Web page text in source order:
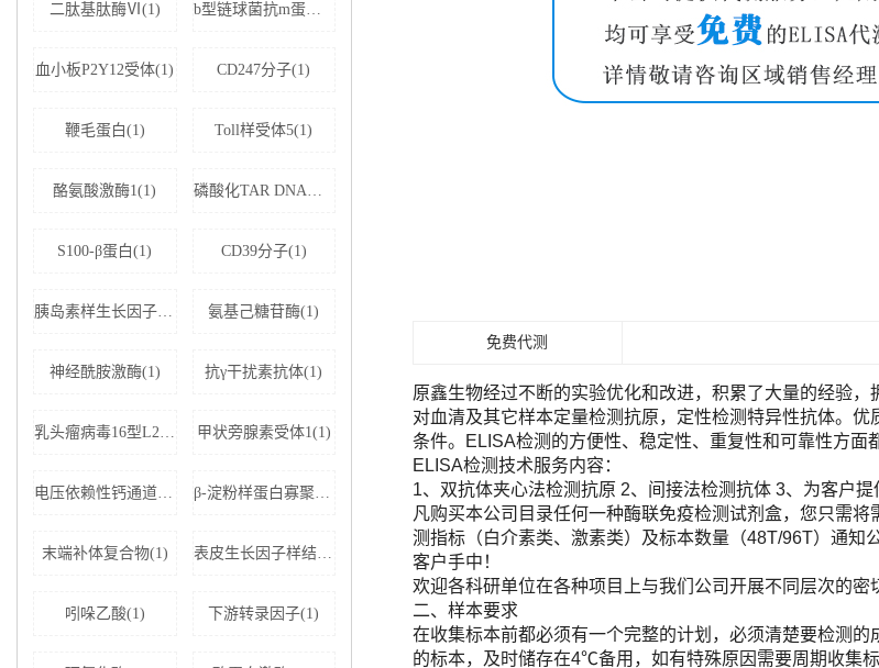
二肽基肽酶Ⅵ(1) b型链球菌抗m蛋白抗体(1)
血小板P2Y12受体(1) CD247分子(1)
鞭毛蛋白(1) Toll样受体5(1)
酪氨酸激酶1(1) 磷酸化TAR DNA结合蛋白43(1)
S100-β蛋白(1) CD39分子(1)
胰岛素样生长因子结合蛋白5(1) 氨基己糖苷酶(1)
神经酰胺激酶(1) 抗γ干扰素抗体(1)
乳头瘤病毒16型L2蛋白(1) 甲状旁腺素受体1(1)
电压依赖性钙通道亚基α-2D1(1) β-淀粉样蛋白寡聚体(1)
末端补体复合物(1) 表皮生长因子样结构域蛋白7(1)
吲哚乙酸(1) 下游转录因子(1)
免费代测
原鑫生物经过不断的实验优化和改进，积累了大量的经验
对血清及其它样本定量检测抗原，定性检测特异性抗体。
条件。ELISA检测的方便性、稳定性、重复性和可靠性方面
ELISA检测技术服务内容：
1、双抗体夹心法检测抗原 2、间接法检测抗体 3、为客户提
凡购买本公司目录任何一种酶联免疫检测试剂盒，您只需
测指标（白介素类、激素类）及标本数量（48T/96T）通知
客户手中！
欢迎各科研单位在各种项目上与我们公司开展不同层次的
二、样本要求
在收集标本前都必须有一个完整的计划，必须清楚要检测
的标本，及时储存在4℃备用，如有特殊原因需要周期收